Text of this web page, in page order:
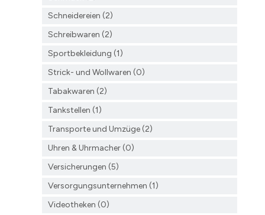
Schneidereien (2)
Schreibwaren (2)
Sportbekleidung (1)
Strick- und Wollwaren (0)
Tabakwaren (2)
Tankstellen (1)
Transporte und Umzüge (2)
Uhren & Uhrmacher (0)
Versicherungen (5)
Versorgungsunternehmen (1)
Videotheken (0)